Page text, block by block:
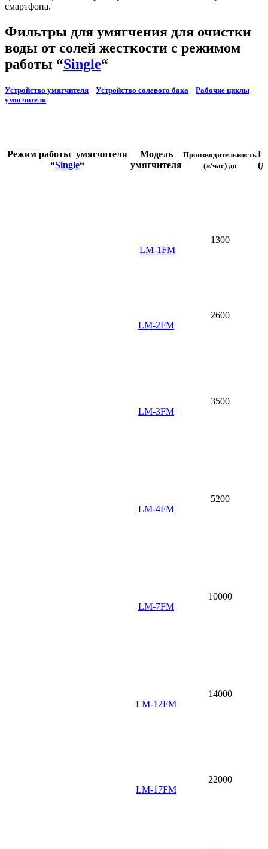
смартфона.
Фильтры для умягчения для очистки
воды от солей жесткости с режимом
работы “Single“
Устройство умягчителя Устройство солевого бака
Рабочие циклы
умягчителя
Режим работы умягчителя
“Single“
Модель
умягчителя
Производительность
(л/час) до
LM-1FM
1300
LM-2FM
2600
LM-3FM
3500
LM-4FM
5200
LM-7FM
10000
LM-12FM
14000
LM-17FM
22000